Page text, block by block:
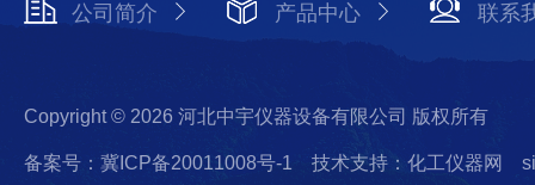
公司简介 产品中心 联系
Copyright © 2026 河北中宇仪器设备有限公司 版权所有
备案号：冀ICP备20011008号-1 技术支持：化工仪器网